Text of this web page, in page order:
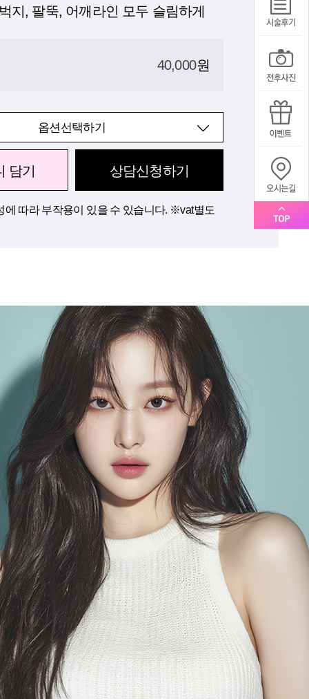
지, 팔뚝, 어깨라인 모두 슬림하게
40,000원
옵션선택하기
담기 상담신청하기
따라 부작용이 있을 수 있습니다. ※vat별도